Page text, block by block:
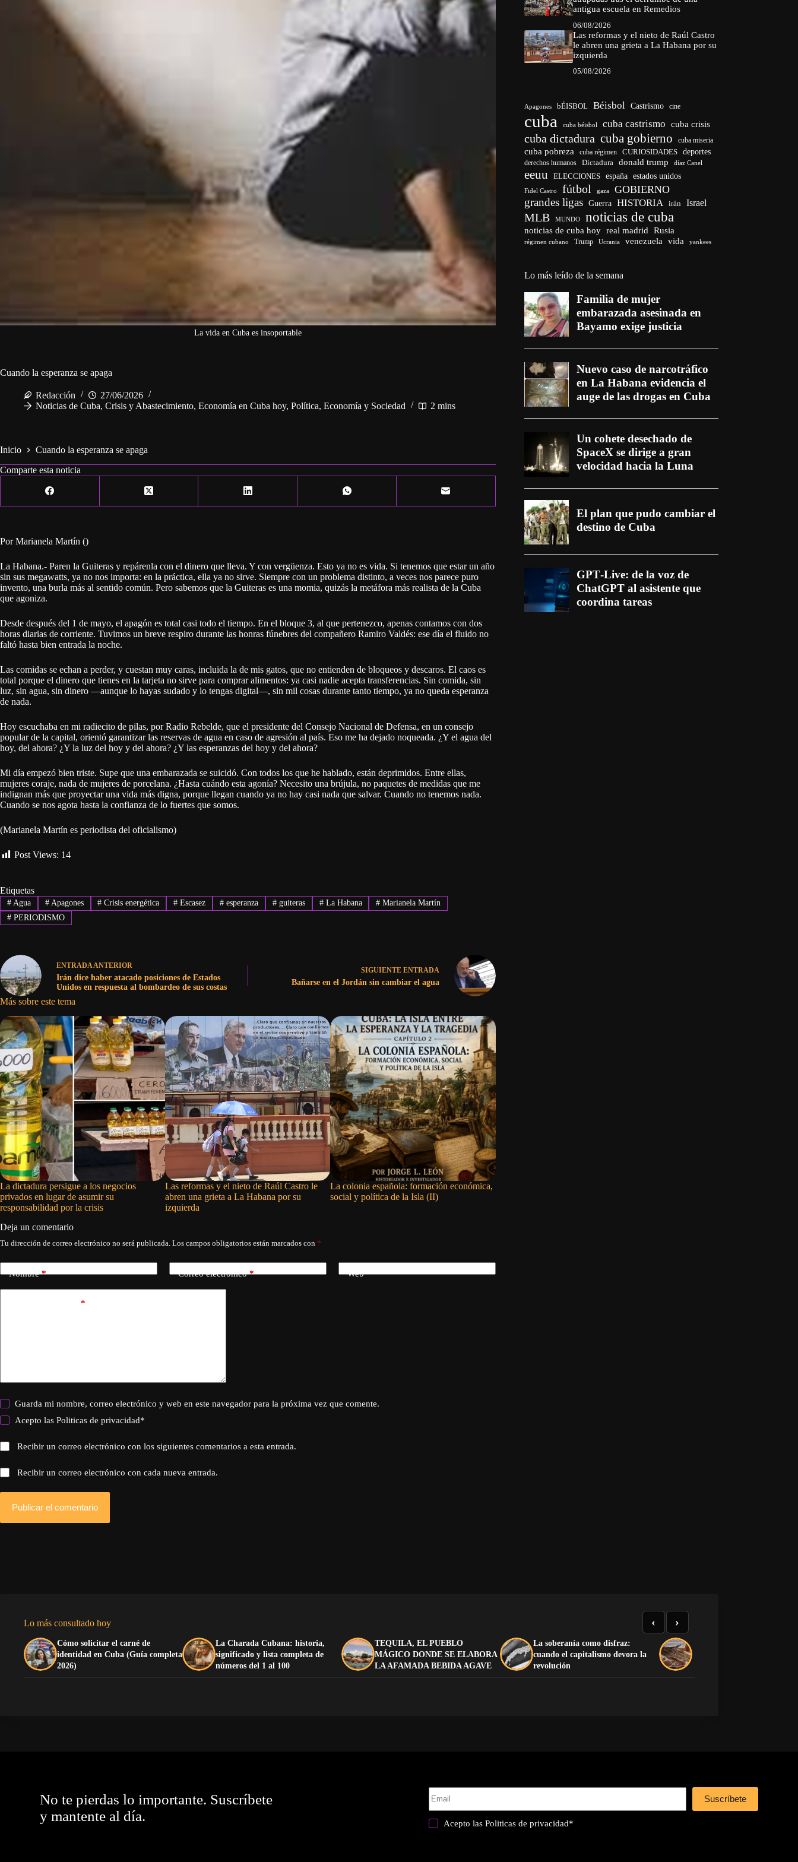
La vida en Cuba es insoportable
Cuando la esperanza se apaga
Redacción
27/06/2026
Noticias de Cuba, Crisis y Abastecimiento, Economía en Cuba hoy, Política, Economía y Sociedad 2 mins
Inicio
Cuando la esperanza se apaga
Comparte esta noticia
Por Marianela Martín ()
La Habana.- Paren la Guiteras y repárenla con el dinero que lleva. Y con vergüenza. Esto ya no es vida. Si tenemos que estar un año
sin sus megawatts, ya no nos importa: en la práctica, ella ya no sirve. Siempre con un problema distinto, a veces nos parece puro
invento, una burla más al sentido común. Pero sabemos que la Guiteras es una momia, quizás la metáfora más realista de la Cuba
que agoniza.
Desde después del 1 de mayo, el apagón es total casi todo el tiempo. En el bloque 3, al que pertenezco, apenas contamos con dos
horas diarias de corriente. Tuvimos un breve respiro durante las honras fúnebres del compañero Ramiro Valdés: ese día el fluido no
faltó hasta bien entrada la noche.
Las comidas se echan a perder, y cuestan muy caras, incluida la de mis gatos, que no entienden de bloqueos y descaros. El caos es
total porque el dinero que tienes en la tarjeta no sirve para comprar alimentos: ya casi nadie acepta transferencias. Sin comida, sin
luz, sin agua, sin dinero —aunque lo hayas sudado y lo tengas digital—, sin mil cosas durante tanto tiempo, ya no queda esperanza
de nada.
Hoy escuchaba en mi radiecito de pilas, por Radio Rebelde, que el presidente del Consejo Nacional de Defensa, en un consejo
popular de la capital, orientó garantizar las reservas de agua en caso de agresión al país. Eso me ha dejado noqueada. ¿Y el agua del
hoy, del ahora? ¿Y la luz del hoy y del ahora? ¿Y las esperanzas del hoy y del ahora?
Mi día empezó bien triste. Supe que una embarazada se suicidó. Con todos los que he hablado, están deprimidos. Entre ellas,
mujeres coraje, nada de mujeres de porcelana. ¿Hasta cuándo esta agonía? Necesito una brújula, no paquetes de medidas que me
indignan más que proyectar una vida más digna, porque llegan cuando ya no hay casi nada que salvar. Cuando no tenemos nada.
Cuando se nos agota hasta la confianza de lo fuertes que somos.
(Marianela Martín es periodista del oficialismo)
Post Views: 14
Etiquetas
#Agua #Apagones # Crisis energética # Escasez # esperanza #guiteras #La Habana # Marianela Martín
#PERIODISMO
ENTRADA ANTERIOR
Irán dice haber atacado posiciones de Estados
Unidos en respuesta al bombardeo de sus costas
SIGUIENTE ENTRADA
Bañarse en el Jordán sin cambiar el agua
Más sobre este tema
La dictadura persigue a los negocios
privados en lugar de asumir su
responsabilidad por la crisis
Las reformas y el nieto de Raúl Castro le
abren una grieta a La Habana por su
izquierda
La colonia española: formación económica,
social y política de la Isla (II)
Deja un comentario
Tu dirección de correo electrónico no será publicada. Los campos obligatorios están marcados con *
Nombre* Correo electrónico* Web
*
Guarda mi nombre, correo electrónico y web en este navegador para la próxima vez que comente.
Acepto lasPoliticas de privacidad*
Recibir un correo electrónico con los siguientes comentarios a esta entrada.
Recibir un correo electrónico con cada nueva entrada.
Publicar el comentario
antigua escuela en Remedios
06/08/2026
Las reformas y el nieto de Raúl Castro
le abren una grieta a La Habana por su
izquierda
05/08/2026
Apagones bÉISBOL Béisbol Castrismo cine
cuba cuba béisbol cuba castrismo cuba crisis
cuba dictadura cuba gobierno cuba miseria
cuba pobreza cuba régimen CURIOSIDADES deportes
derechos humanos Dictadura donald trump díaz Canel
eeuu ELECCIONES españa estados unidos
Fidel Castro fútbol gaza GOBIERNO
grandes ligas Guerra HISTORIA irán Israel
MLB MUNDO noticias de cuba
noticias de cuba hoy real madrid Rusia
régimen cubano Trump Ucrania venezuela vida yankees
Lo más leído de la semana
Lo más consultado hoy
Cómo solicitar el carné de
identidad en Cuba (Guía completa
2026)
La Charada Cubana: historia,
significado y lista completa de
números del 1 al 100
TEQUILA, EL PUEBLO
MÁGICO DONDE SE ELABORA
LA AFAMADA BEBIDA AGAVE
La soberanía como disfraz:
cuando el capitalismo devora la
revolución
La mano que no encendió
‹ ›
No te pierdas lo importante. Suscríbete
y mantente al día.
Suscríbete
Acepto lasPoliticas de privacidad*